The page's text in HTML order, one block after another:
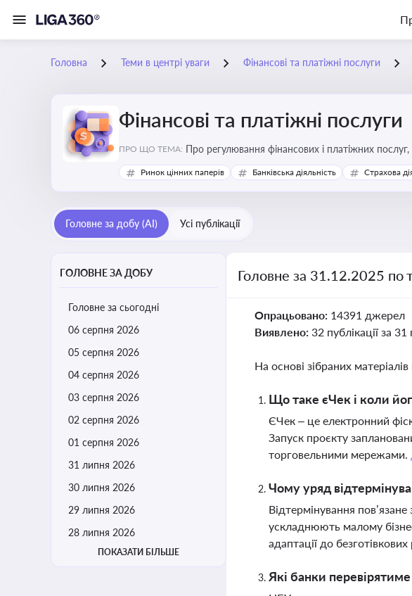
Головна Теми в центрі уваги Фінансові та платіжні послуги
Фінансові та платіжні послуги
ПРО ЩО ТЕМА:
Ринок цінних паперів Банківська діяльність Страхова
Головне за добу (AI) Усі публікації
ГОЛОВНЕ ЗА ДОБУ
Головне за сьогодні
06 серпня 2026
05 серпня 2026
04 серпня 2026
03 серпня 2026
02 серпня 2026
01 серпня 2026
31 липня 2026
30 липня 2026
29 липня 2026
28 липня 2026
ПОКАЗАТИ БІЛЬШЕ
Головне за 31.12.2025 по
Опрацьовано: 14391 джерел
Виявлено: 32 публікації за 31
На основі зібраних
Що таке єЧек і коли
ЄЧек – це електронний
Запуск проєкту
торговельними мережами.
Чому уряд
Відтермінування
ускладнюють малому
адаптації до безготівкових
Які банки